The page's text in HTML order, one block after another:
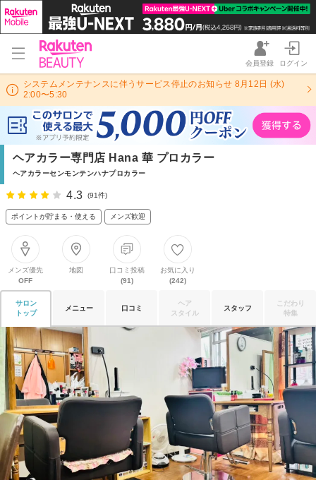
会員登録 ログイン
システムメンテナンスに伴うサービス停止のお知らせ 8月12日 (水)
2:00〜5:30
ヘアカラー専門店 Hana 華 プロカラー
ヘアカラーセンモンテンハナプロカラー
4.3 (91件)
ポイントが貯まる・使える メンズ歓迎
メンズ優先
OFF
地図
口コミ投稿
(91)
お気に入り
(242)
サロン
トップ
メニュー 口コミ
ヘア
スタイル
スタッフ
こだわり
特集